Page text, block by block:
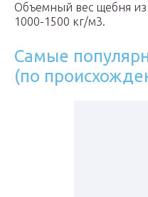
Объемный вес щебня из
1000-1500 кг/м3.
Самые
(по